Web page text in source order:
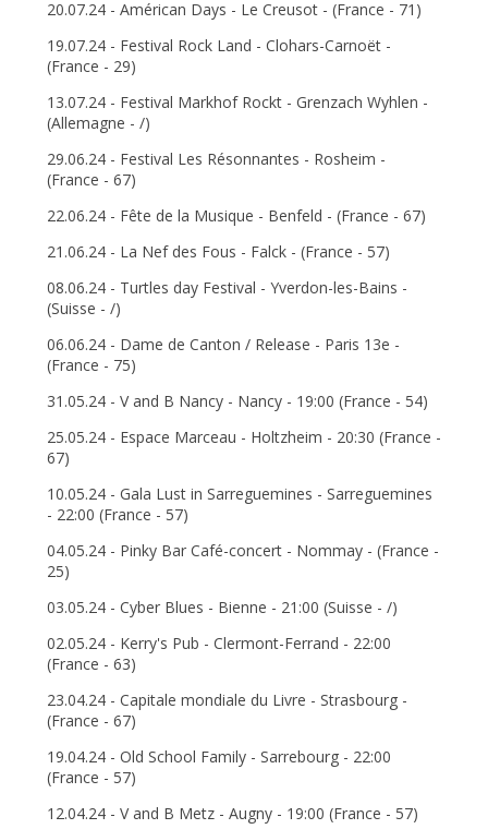
20.07.24 - Américan Days - Le Creusot - (France - 71)
19.07.24 - Festival Rock Land - Clohars-Carnoët -
(France - 29)
13.07.24 - Festival Markhof Rockt - Grenzach Wyhlen -
(Allemagne - /)
29.06.24 - Festival Les Résonnantes - Rosheim -
(France - 67)
22.06.24 - Fête de la Musique - Benfeld - (France - 67)
21.06.24 - La Nef des Fous - Falck - (France - 57)
08.06.24 - Turtles day Festival - Yverdon-les-Bains -
(Suisse - /)
06.06.24 - Dame de Canton / Release - Paris 13e -
(France - 75)
31.05.24 - V and B Nancy - Nancy - 19:00 (France - 54)
25.05.24 - Espace Marceau - Holtzheim - 20:30 (France -
67)
10.05.24 - Gala Lust in Sarreguemines - Sarreguemines
- 22:00 (France - 57)
04.05.24 - Pinky Bar Café-concert - Nommay - (France -
25)
03.05.24 - Cyber Blues - Bienne - 21:00 (Suisse - /)
02.05.24 - Kerry's Pub - Clermont-Ferrand - 22:00
(France - 63)
23.04.24 - Capitale mondiale du Livre - Strasbourg -
(France - 67)
19.04.24 - Old School Family - Sarrebourg - 22:00
(France - 57)
12.04.24 - V and B Metz - Augny - 19:00 (France - 57)